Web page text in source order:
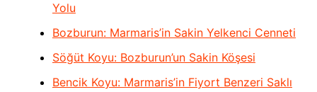
Yolu
Bozburun: Marmaris’in Sakin Yelkenci Cenneti
Söğüt Koyu: Bozburun’un Sakin Köşesi
Bencik Koyu: Marmaris’in Fiyort Benzeri Saklı